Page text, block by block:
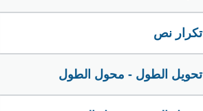
تكرار نص
تحويل الطول - محول الطول